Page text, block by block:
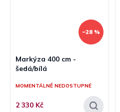
–28 %
Markýza 400 cm -
šedá/bílá
MOMENTÁLNĚ NEDOSTUPNÉ
2 330 Kč